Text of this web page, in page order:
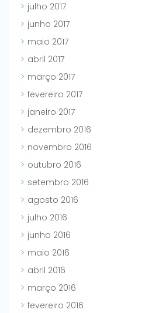
julho 2017
junho 2017
maio 2017
abril 2017
março 2017
fevereiro 2017
janeiro 2017
dezembro 2016
novembro 2016
outubro 2016
setembro 2016
agosto 2016
julho 2016
junho 2016
maio 2016
abril 2016
março 2016
fevereiro 2016